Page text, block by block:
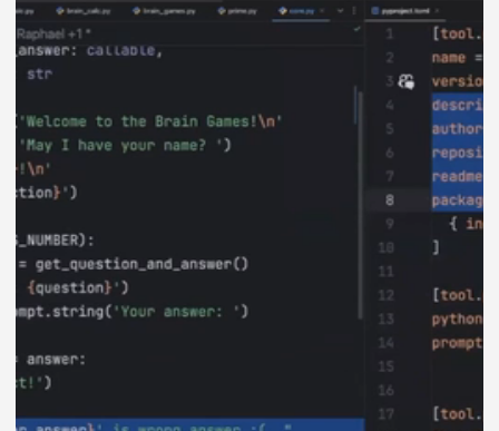
Эксперты научат писать автотесты,
разберут ошибки и помогут
выстроить профессиональное
мышление.